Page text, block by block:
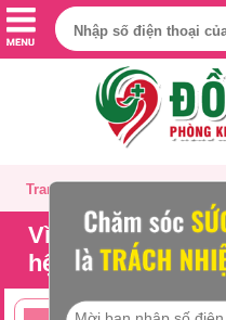
Trang chủ
Vì sao nữ giới
hệ?